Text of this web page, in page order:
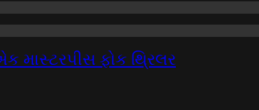
માસ્ટરપીસ ફોક થ્રિલર